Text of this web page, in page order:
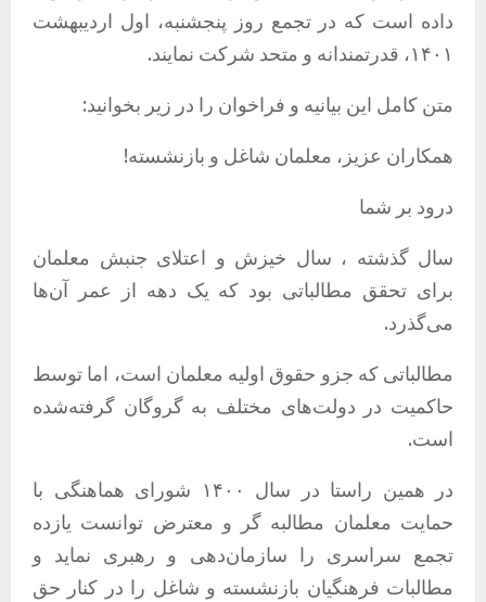
داده است که در تجمع روز پنجشنبه، اول اردیبهشت
۱۴۰۱، قدرتمندانه و متحد شرکت نمایند.
متن کامل این بیانیه و فراخوان را در زیر بخوانید:
همکاران عزیز، معلمان شاغل و بازنشسته!
درود بر شما
سال گذشته ، سال خیزش و اعتلای جنبش معلمان
برای تحقق مطالباتی بود که یک دهه از عمر آن‌ها
می‌گذرد.
مطالباتی که جزو حقوق اولیه معلمان است، اما توسط
حاکمیت در دولت‌های مختلف به گروگان گرفته‌شده
است.
در همین راستا در سال ۱۴۰۰ شورای هماهنگی با
حمایت معلمان مطالبه گر و معترض توانست یازده
تجمع سراسری را سازمان‌دهی و رهبری نماید و
مطالبات فرهنگیان بازنشسته و شاغل را در کنار حق